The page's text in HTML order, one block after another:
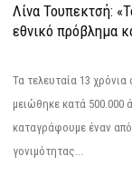
Λίνα Τουπεκτσή:
εθνικό πρόβλημα
Τα τελευταία 13
μειώθηκε κατά
καταγράφουμε έναν
γονιμότητας...